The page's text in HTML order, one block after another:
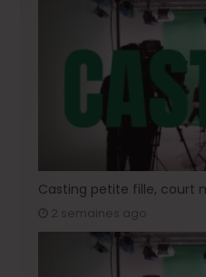
Casting petite fille, court
2 semaines ago